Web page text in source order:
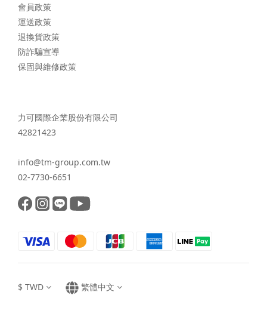
會員政策
運送政策
退換貨政策
防詐騙宣導
保固與維修政策
力可國際企業股份有限公司
42821423
info@tm-group.com.tw
02-7730-6651
$ TWD 繁體中文